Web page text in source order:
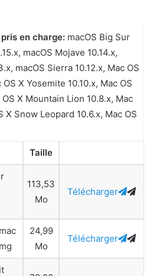
en charge: macOS Big Sur
macOS Mojave 10.14.x,
macOS Sierra 10.12.x, Mac OS
OS X Yosemite 10.10.x, Mac OS
X Mountain Lion 10.8.x, Mac
X Snow Leopard 10.6.x, Mac OS
Taille
113,53
Mo
Télécharger
24,99
Mo
Télécharger